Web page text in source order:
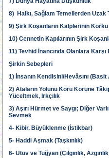
8) Halkı, Sağlam Temellerden Uzak
9) Şirk Koşanların Kalplerinin
10) Cennetin Kapılarının Şirk
11) Tevhid İnancında Olanlara Karşı
Şirkin Sebepleri
1) İnsanın Kendisini/Hevâsını
2) Ataların Yolunu Körü Körüne
Yüceltmek, Irkçılık
3) Aşırı Hürmet ve Saygı; Diğer
Sevmek
4- Kibir, Büyüklenme (İstikbar)
5- Haddi Aşmak (Taşkınlık)
6- Utuv ve Tuğyan (Çılgınlık,